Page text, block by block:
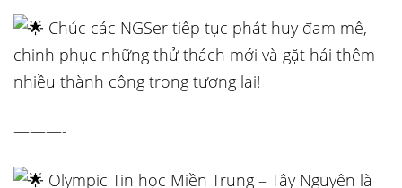
Chúc các NGSer tiếp tục phát huy đam mê,
chinh phục những thử thách mới và gặt hái thêm
nhiều thành công trong tương lai!
———-
Olympic Tin học Miền Trung – Tây Nguyên là